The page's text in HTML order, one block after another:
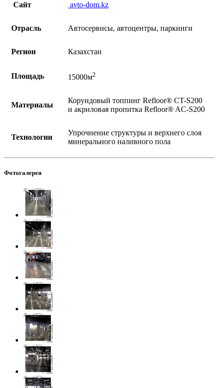
Сайт avto-dom.kz
Отрасль Автосервисы, автоцентры, паркинги
Регион Казахстан
Площадь 15000м2
Материалы
Корундовый топпинг Refloor®️ CT-S200
и акриловая пропитка Refloor®️ AC-S200
Технологии
Упрочнение структуры и верхнего слоя
минерального наливного пола
Фотогалерея